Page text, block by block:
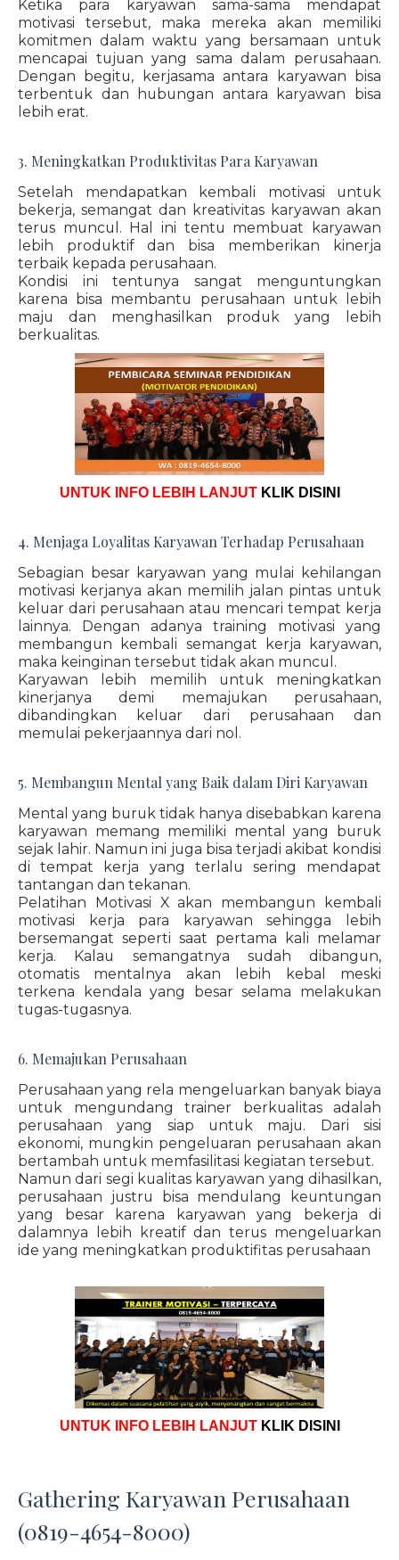
Ketika para karyawan sama-sama mendapat
motivasi tersebut, maka mereka akan memiliki
komitmen dalam waktu yang bersamaan untuk
mencapai tujuan yang sama dalam perusahaan.
Dengan begitu, kerjasama antara karyawan bisa
terbentuk dan hubungan antara karyawan bisa
lebih erat.
3. Meningkatkan Produktivitas Para Karyawan
Setelah mendapatkan kembali motivasi untuk
bekerja, semangat dan kreativitas karyawan akan
terus muncul. Hal ini tentu membuat karyawan
lebih produktif dan bisa memberikan kinerja
terbaik kepada perusahaan.
Kondisi ini tentunya sangat menguntungkan
karena bisa membantu perusahaan untuk lebih
maju dan menghasilkan produk yang lebih
berkualitas.
UNTUK INFO LEBIH LANJUT KLIK DISINI
4. Menjaga Loyalitas Karyawan Terhadap Perusahaan
Sebagian besar karyawan yang mulai kehilangan
motivasi kerjanya akan memilih jalan pintas untuk
keluar dari perusahaan atau mencari tempat kerja
lainnya. Dengan adanya training motivasi yang
membangun kembali semangat kerja karyawan,
maka keinginan tersebut tidak akan muncul.
Karyawan lebih memilih untuk meningkatkan
kinerjanya demi memajukan perusahaan,
dibandingkan keluar dari perusahaan dan
memulai pekerjaannya dari nol.
5. Membangun Mental yang Baik dalam Diri Karyawan
Mental yang buruk tidak hanya disebabkan karena
karyawan memang memiliki mental yang buruk
sejak lahir. Namun ini juga bisa terjadi akibat kondisi
di tempat kerja yang terlalu sering mendapat
tantangan dan tekanan.
Pelatihan Motivasi X akan membangun kembali
motivasi kerja para karyawan sehingga lebih
bersemangat seperti saat pertama kali melamar
kerja. Kalau semangatnya sudah dibangun,
otomatis mentalnya akan lebih kebal meski
terkena kendala yang besar selama melakukan
tugas-tugasnya.
6. Memajukan Perusahaan
Perusahaan yang rela mengeluarkan banyak biaya
untuk mengundang trainer berkualitas adalah
perusahaan yang siap untuk maju. Dari sisi
ekonomi, mungkin pengeluaran perusahaan akan
bertambah untuk memfasilitasi kegiatan tersebut.
Namun dari segi kualitas karyawan yang dihasilkan,
perusahaan justru bisa mendulang keuntungan
yang besar karena karyawan yang bekerja di
dalamnya lebih kreatif dan terus mengeluarkan
ide yang meningkatkan produktifitas perusahaan
UNTUK INFO LEBIH LANJUT KLIK DISINI
Gathering Karyawan Perusahaan
(0819-4654-8000)